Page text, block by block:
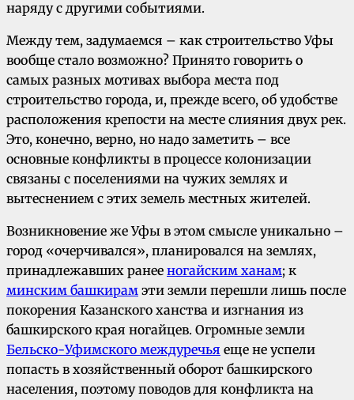
наряду с другими событиями.
Между тем, задумаемся – как строительство Уфы
вообще стало возможно? Принято говорить о
самых разных мотивах выбора места под
строительство города, и, прежде всего, об удобстве
расположения крепости на месте слияния двух рек.
Это, конечно, верно, но надо заметить – все
основные конфликты в процессе колонизации
связаны с поселениями на чужих землях и
вытеснением с этих земель местных жителей.
Возникновение же Уфы в этом смысле уникально –
город «очерчивался», планировался на землях,
принадлежавших ранее ногайским ханам; к
минским башкирам эти земли перешли лишь после
покорения Казанского ханства и изгнания из
башкирского края ногайцев. Огромные земли
Бельско-Уфимского междуречья еще не успели
попасть в хозяйственный оборот башкирского
населения, поэтому поводов для конфликта на